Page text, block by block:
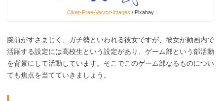
Clker-Free-Vector-Images / Pixabay
腕前がすさまじく、ガチ勢といわれる彼女ですが、彼女が動画内で
活躍する設定には高校生という設定があり、ゲーム部という部活動
を背景にして活動しています。そこでこのゲーム部なるものについ
ても焦点を当てていきましょう。